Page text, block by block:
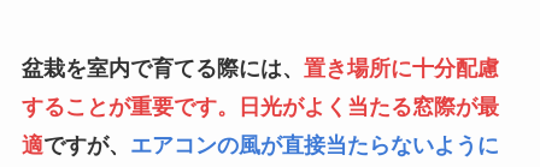
盆栽を室内で育てる際には、 置き場所に十分配慮
することが重要です。日光がよく当たる窓際が最
適ですが、 エアコンの風が直接当たらないように